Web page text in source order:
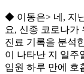
◆ 이동은> 네, 지
요, 신종 코로나가
진료 기록을 분석
이 나타난 지 일주
입원 하루 만에 호